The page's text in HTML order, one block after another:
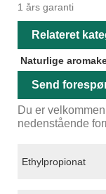
1 års garanti
Relateret
Naturlige
Send
Du er
nedenstående